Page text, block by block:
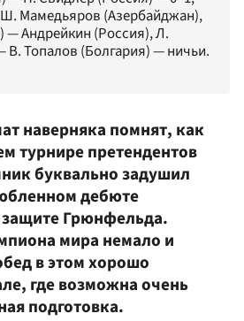
Мамедьяров (Азербайджан),
— Андрейкин (Россия), Л.
Топалов (Болгария) — ничьи.
наверняка помнят, как
турнире претендентов
буквально задушил
дебюте
Грюнфельда.
мира немало и
в этом хорошо
где возможна очень
подготовка.